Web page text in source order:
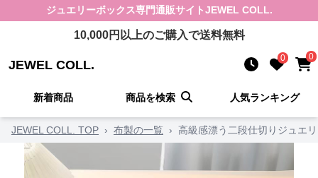
ジュエリーボックス専門通販サイトJEWEL COLL.
10,000円以上のご購入で送料無料
JEWEL COLL. 0 0
新着商品 商品を検索 人気ランキング
JEWEL COLL. TOP › 布製の一覧 › 高級感漂う二段仕切りジュエ